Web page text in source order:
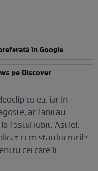
în Google
pe Discover
cu ea, iar în
ar fanii au
fostul iubit. Astfel,
cum stau lucrurile
cei care îi